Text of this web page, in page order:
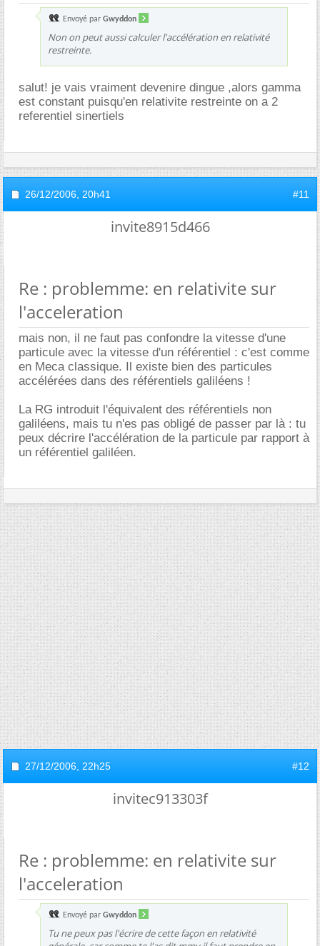
Envoyé par Gwyddon
Non on peut aussi calculer l'accélération en relativité
restreinte.
salut! je vais vraiment devenire dingue ,alors gamma
est constant puisqu'en relativite restreinte on a 2
referentiel sinertiels
26/12/2006, 20h41 #11
invite8915d466
Re : problemme: en relativite sur
l'acceleration
mais non, il ne faut pas confondre la vitesse d'une
particule avec la vitesse d'un référentiel : c'est comme
en Meca classique. Il existe bien des particules
accélérées dans des référentiels galiléens !
La RG introduit l'équivalent des référentiels non
galiléens, mais tu n'es pas obligé de passer par là : tu
peux décrire l'accélération de la particule par rapport à
un référentiel galiléen.
27/12/2006, 22h25 #12
invitec913303f
Re : problemme: en relativite sur
l'acceleration
Envoyé par Gwyddon
Tu ne peux pas l'écrire de cette façon en relativité